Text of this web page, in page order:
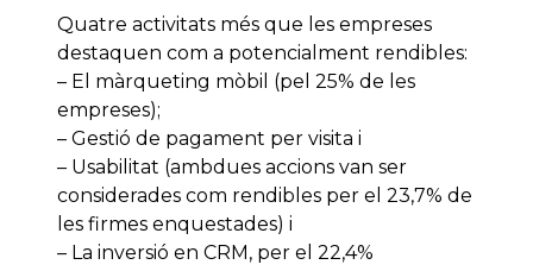
Quatre activitats més que les empreses
destaquen com a potencialment rendibles:
– El màrqueting mòbil (pel 25% de les
empreses);
– Gestió de pagament per visita i
– Usabilitat (ambdues accions van ser
considerades com rendibles per el 23,7% de
les firmes enquestades) i
– La inversió en CRM, per el 22,4%